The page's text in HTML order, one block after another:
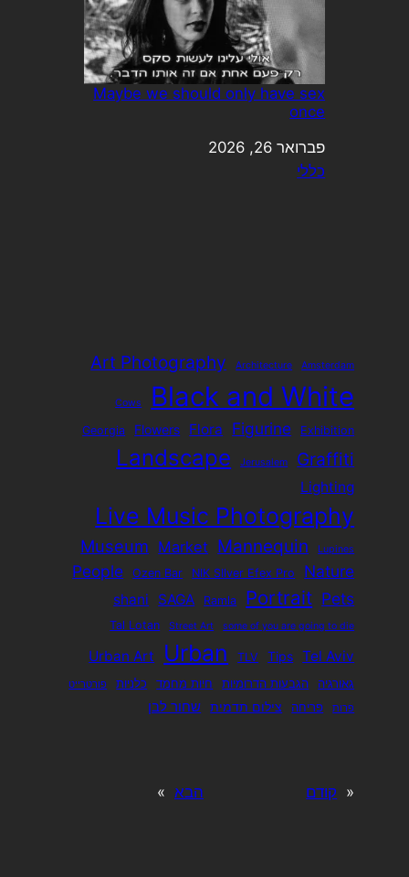
Maybe we should only have sex
once
תאריך
פברואר 26, 2026
בהקשר ל-
כללי
Amsterdam
Architecture
Art Photography
Black and White
Cows
Exhibition
Figurine
Flora
Flowers
Georgia
Graffiti
Jerusalem
Landscape
Lighting
Live Music Photography
Lupines
Mannequin
Market
Museum
Nature
NIK SIlver Efex Pro
Ozen Bar
People
Pets
Portrait
Ramla
SAGA
shani
some of you are going to die
Street Art
Tal Lotan
Tel Aviv
Tips
TLV
Urban
Urban Art
גאורגיה הגבעות הדרומיות חיות מחמד כלניות
פורטרייט
פרות
פריחה צילום תדמית שחור לבן
« קודם הבא »